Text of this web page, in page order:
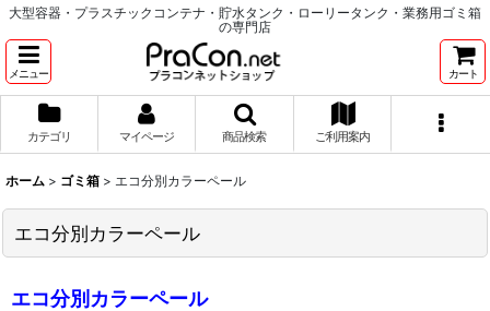
大型容器・プラスチックコンテナ・貯水タンク・ローリータンク・業務用ゴミ箱
の専門店
メニュー カート
カテゴリ マイページ 商品検索 ご利用案内
ホーム > ゴミ箱 > エコ分別カラーペール
エコ分別カラーペール
エコ分別カラーペール